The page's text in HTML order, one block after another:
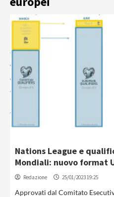
Nations League e
Mondiali: nuovo format
Redazione 25/01/2023 19:25
Approvati dal Comitato